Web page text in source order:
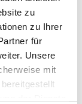
zu
zu Ihrer
für
Unsere
mit
der
VfL ist
Liga und